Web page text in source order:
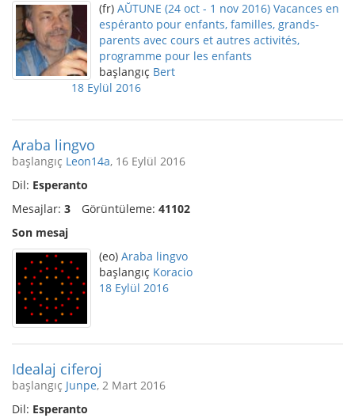
(fr) AŬTUNE (24 oct - 1 nov 2016) Vacances en
espéranto pour enfants, familles, grands-
parents avec cours et autres activités,
programme pour les enfants
başlangıç Bert
18 Eylül 2016
Araba lingvo
başlangıç Leon14a, 16 Eylül 2016
Dil: Esperanto
Mesajlar: 3 Görüntüleme: 41102
Son mesaj
(eo) Araba lingvo
başlangıç Koracio
18 Eylül 2016
Idealaj ciferoj
başlangıç Junpe, 2 Mart 2016
Dil: Esperanto